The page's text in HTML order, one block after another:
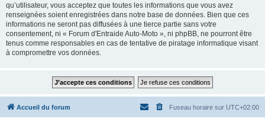
qu’utilisateur, vous acceptez que toutes les informations que vous avez
renseignées soient enregistrées dans notre base de données. Bien que ces
informations ne seront pas diffusées à une tierce partie sans votre
consentement, ni « Forum d'Entraide Auto-Moto », ni phpBB, ne pourront être
tenus comme responsables en cas de tentative de piratage informatique visant
à compromettre vos données.
Accueil du forum Fuseau horaire sur UTC+02:00